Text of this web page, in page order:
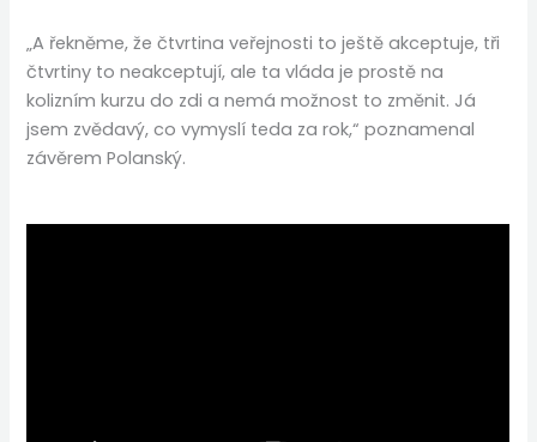
„A řekněme, že čtvrtina veřejnosti to ještě akceptuje, tři
čtvrtiny to neakceptují, ale ta vláda je prostě na
kolizním kurzu do zdi a nemá možnost to změnit. Já
jsem zvědavý, co vymyslí teda za rok,“ poznamenal
závěrem Polanský.